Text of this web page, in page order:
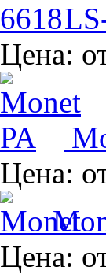
Цена:
Цена:
Цена: